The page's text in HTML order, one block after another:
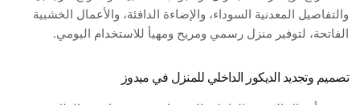
والتفاصيل المعدنية السوداء، والإضاءة الدافئة، والأعمال الخشبية
الفاتحة، لتوفير منزل رسمي ومريح ومهيأ للاستخدام اليومي.
تصميم وتجديد الديكور الداخلي للمنزل في ميدوز